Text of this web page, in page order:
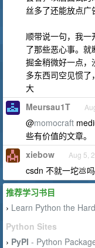
丝多了还能放点广
顺带说一句，我
了那些恶心事。就
掘金稍微好一点，
多东西司空见惯
大
Meursau1T
@momocraft
些有价值的文章。
xiebow Aug 5,
csdn 不就一坨💩吗
推荐学习书目
› Learn Python the
Python Sites
› PyPI - Python